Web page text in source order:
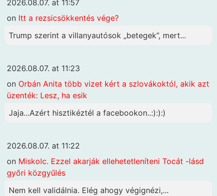
2026.08.07. at 11:57
on Itt a rezsicsökkentés vége?
Trump szerint a villanyautósok „betegek”, mert...
2026.08.07. at 11:23
on Orbán Anita több vizet kért a szlovákoktól, akik azt
üzenték: Lesz, ha esik
Jaja...Azért hisztikéztél a facebookon..:):):)
2026.08.07. at 11:22
on Miskolc. Ezzel akarják ellehetetleníteni Tocát -lásd
győri közgyűlés
Nem kell validálnia. Elég ahogy végignézi,...